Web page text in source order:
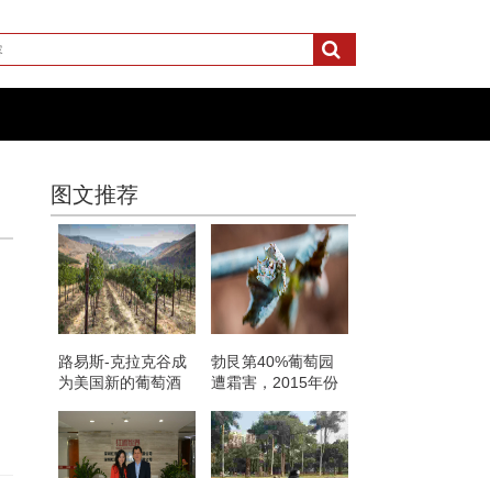
图文推荐
路易斯-克拉克谷成
为美国新的葡萄酒
勃艮第40%葡萄园
遭霜害，2015年份